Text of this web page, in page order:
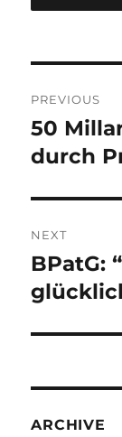
PREVIOUS
Previous
post:
50
durch
NEXT
Next
post:
BPatG:
ARCHIVE